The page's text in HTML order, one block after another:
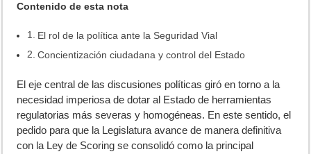
Contenido de esta nota
El rol de la política ante la Seguridad Vial
Concientización ciudadana y control del Estado
El eje central de las discusiones políticas giró en torno a la
necesidad imperiosa de dotar al Estado de herramientas
regulatorias más severas y homogéneas. En este sentido, el
pedido para que la Legislatura avance de manera definitiva
con la Ley de Scoring se consolidó como la principal